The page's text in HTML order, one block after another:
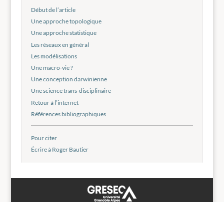
Début de l’article
Une approche topologique
Une approche statistique
Les réseaux en général
Les modélisations
Une macro-vie ?
Une conception darwinienne
Une science trans-disciplinaire
Retour à l’internet
Références bibliographiques
Pour citer
Écrire à Roger Bautier